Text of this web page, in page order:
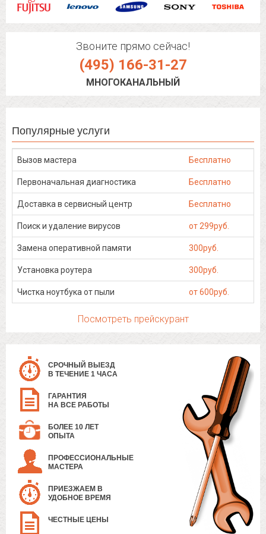
Звоните прямо сейчас!
(495) 166-31-27
МНОГОКАНАЛЬНЫЙ
Популярные услуги
Вызов мастера Бесплатно
Первоначальная диагностика Бесплатно
Доставка в сервисный центр Бесплатно
Поиск и удаление вирусов от 299руб.
Замена оперативной памяти 300руб.
Установка роутера 300руб.
Чистка ноутбука от пыли от 600руб.
Посмотреть прейскурант
СРОЧНЫЙ ВЫЕЗД
В ТЕЧЕНИЕ 1 ЧАСА
ГАРАНТИЯ
НА ВСЕ РАБОТЫ
БОЛЕЕ 10 ЛЕТ
ОПЫТА
ПРОФЕССИОНАЛЬНЫЕ
МАСТЕРА
ПРИЕЗЖАЕМ В
УДОБНОЕ ВРЕМЯ
ЧЕСТНЫЕ ЦЕНЫ